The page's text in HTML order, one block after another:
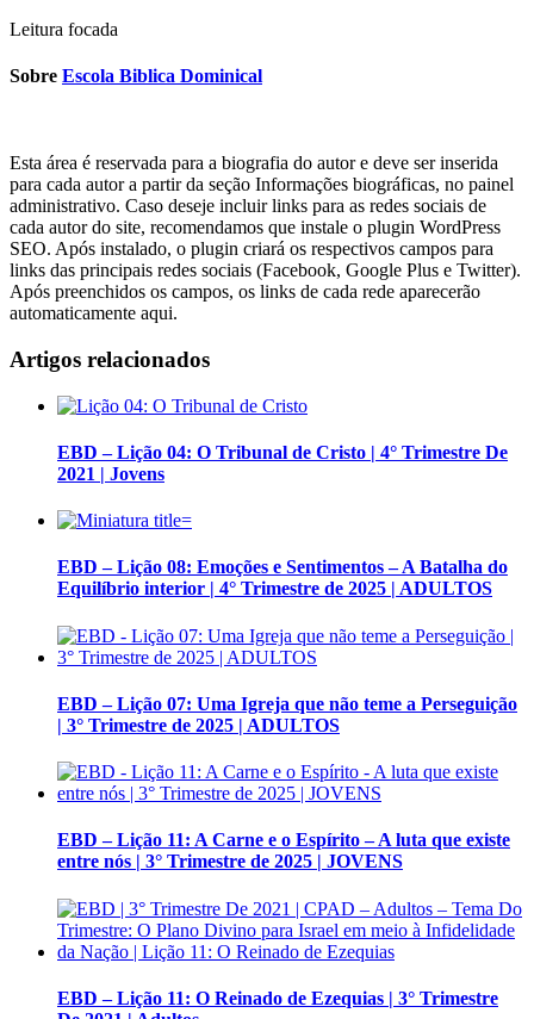
Leitura focada
Sobre Escola Biblica Dominical
Esta área é reservada para a biografia do autor e deve ser inserida
para cada autor a partir da seção Informações biográficas, no painel
administrativo. Caso deseje incluir links para as redes sociais de
cada autor do site, recomendamos que instale o plugin WordPress
SEO. Após instalado, o plugin criará os respectivos campos para
links das principais redes sociais (Facebook, Google Plus e Twitter).
Após preenchidos os campos, os links de cada rede aparecerão
automaticamente aqui.
Artigos relacionados
EBD – Lição 04: O Tribunal de Cristo | 4° Trimestre De
2021 | Jovens
EBD – Lição 08: Emoções e Sentimentos – A Batalha do
Equilíbrio interior | 4° Trimestre de 2025 | ADULTOS
EBD – Lição 07: Uma Igreja que não teme a Perseguição
| 3° Trimestre de 2025 | ADULTOS
EBD – Lição 11: A Carne e o Espírito – A luta que existe
entre nós | 3° Trimestre de 2025 | JOVENS
EBD – Lição 11: O Reinado de Ezequias | 3° Trimestre